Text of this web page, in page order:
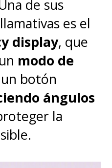
de sus
es el
display, que
modo de
botón
ángulos
la